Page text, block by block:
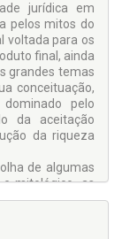
jurídica em
pelos mitos do
voltada para os
final, ainda
grandes temas
conceituação,
pelo
da aceitação
da riqueza
de algumas
mitológico, as
situações
oferece